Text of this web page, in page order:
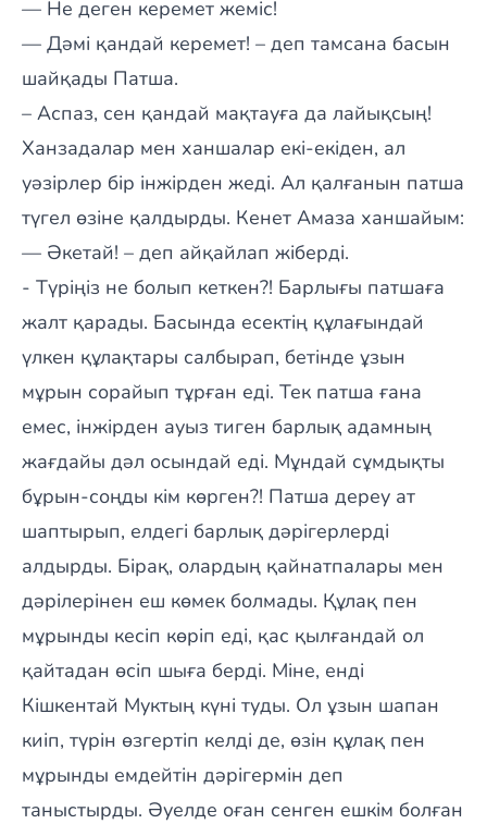
— Не деген керемет жеміс!
— Дәмі қандай керемет! – деп тамсана басын
шайқады Патша.
– Аспаз, сен қандай мақтауға да лайықсың!
Ханзадалар мен ханшалар екі-екіден, ал
уәзірлер бір інжірден жеді. Ал қалғанын патша
түгел өзіне қалдырды. Кенет Амаза ханшайым:
— Әкетай! – деп айқайлап жіберді.
- Түріңіз не болып кеткен?! Барлығы патшаға
жалт қарады. Басында есектің құлағындай
үлкен құлақтары салбырап, бетінде ұзын
мұрын сорайып тұрған еді. Тек патша ғана
емес, інжірден ауыз тиген барлық адамның
жағдайы дәл осындай еді. Мұндай сұмдықты
бұрын-соңды кім көрген?! Патша дереу ат
шаптырып, елдегі барлық дәрігерлерді
алдырды. Бірақ, олардың қайнатпалары мен
дәрілерінен еш көмек болмады. Құлақ пен
мұрынды кесіп көріп еді, қас қылғандай ол
қайтадан өсіп шыға берді. Міне, енді
Кішкентай Муктың күні туды. Ол ұзын шапан
киіп, түрін өзгертіп келді де, өзін құлақ пен
мұрынды емдейтін дәрігермін деп
таныстырды. Әуелде оған сенген ешкім болған